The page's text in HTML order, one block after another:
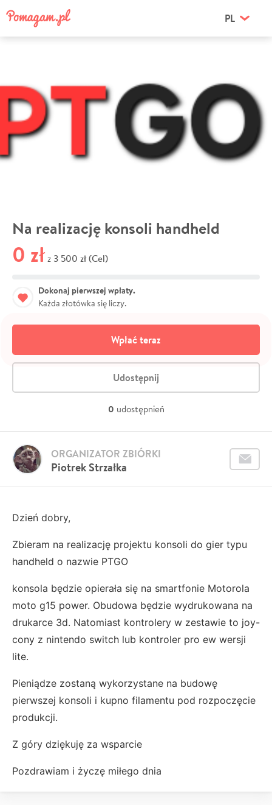
PL
Na realizację konsoli handheld
0 zł z 3 500 zł (Cel)
Dokonaj pierwszej wpłaty.
Każda złotówka się liczy.
Wpłać teraz
Udostępnij
0 udostępnień
Piotrek Strzałka
ORGANIZATOR ZBIÓRKI
Dzień dobry,
Zbieram na realizację projektu konsoli do gier typu
handheld o nazwie PTGO
konsola będzie opierała się na smartfonie Motorola
moto g15 power. Obudowa będzie wydrukowana na
drukarce 3d. Natomiast kontrolery w zestawie to joy-
cony z nintendo switch lub kontroler pro ew wersji
lite.
Pieniądze zostaną wykorzystane na budowę
pierwszej konsoli i kupno filamentu pod rozpoczęcie
produkcji.
Z góry dziękuję za wsparcie
Pozdrawiam i życzę miłego dnia